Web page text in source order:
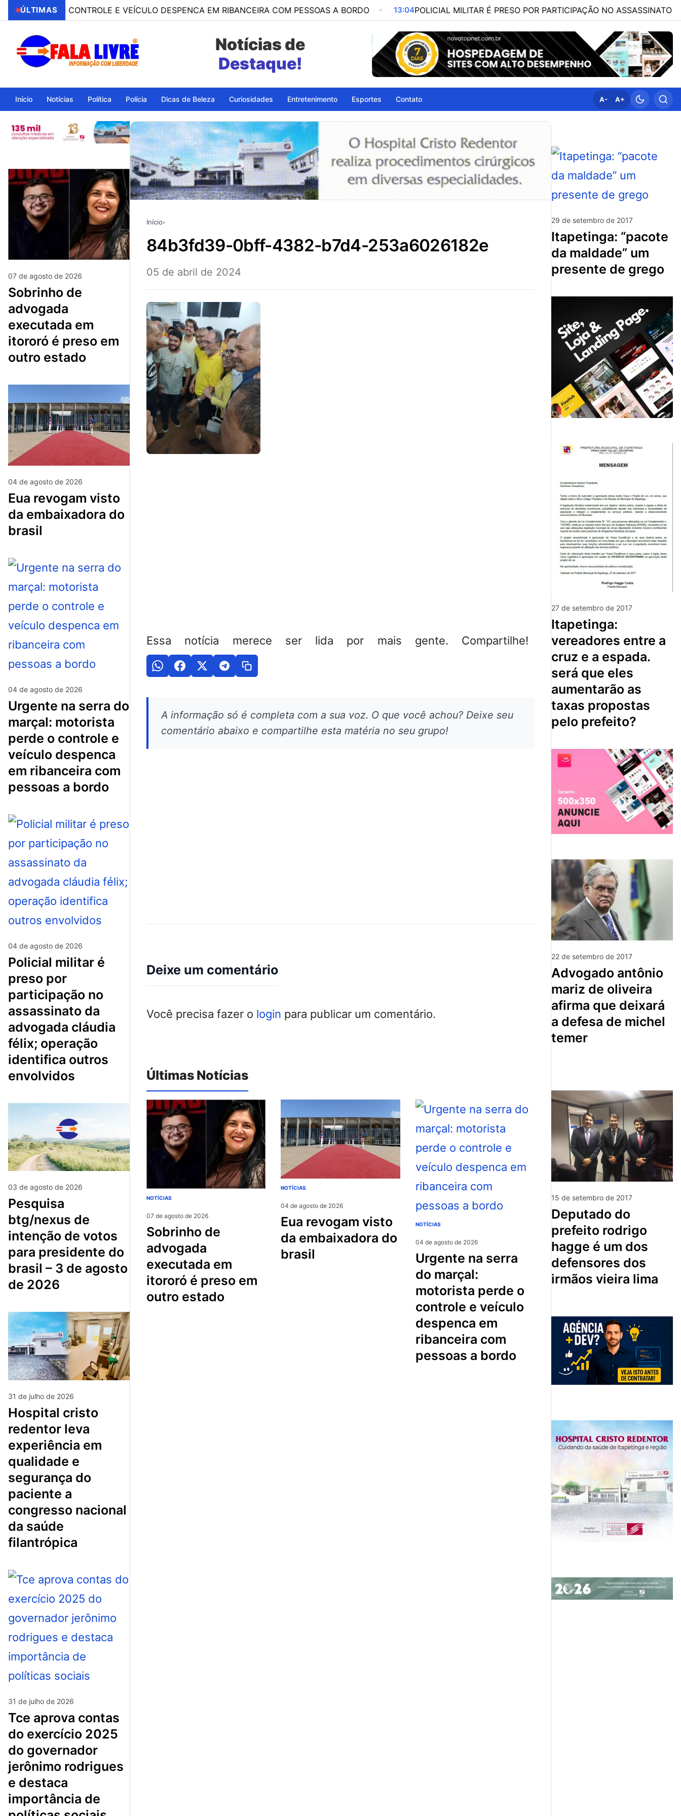
ÚLTIMAS
O CONTROLE E VEÍCULO DESPENCA EM RIBANCEIRA COM PESSOAS A BORDO 13:04 POLICIAL MILITAR É PRESO POR PARTICIPAÇÃO NO ASSASSINATO DA
Notícias de
Itapetinga - BA
Início Notícias Política Polícia Dicas de Beleza Curiosidades Entretenimento Esportes Contato A- A+
07 de agosto de 2026
sobrinho de
advogada
executada em
itororó é preso em
outro estado
04 de agosto de 2026
eua revogam visto
da embaixadora do
brasil
04 de agosto de 2026
urgente na serra do
marçal: motorista
perde o controle e
veículo despenca
em ribanceira com
pessoas a bordo
04 de agosto de 2026
policial militar é
preso por
participação no
assassinato da
advogada cláudia
félix; operação
identifica outros
envolvidos
03 de agosto de 2026
pesquisa
btg/nexus de
intenção de votos
para presidente do
brasil – 3 de agosto
de 2026
31 de julho de 2026
hospital cristo
redentor leva
experiência em
qualidade e
segurança do
paciente a
congresso nacional
da saúde
filantrópica
31 de julho de 2026
tce aprova contas
do exercício 2025
do governador
jerônimo rodrigues
e destaca
importância de
Início›
84b3fd39-0bff-4382-b7d4-253a6026182e
05 de abril de 2024
Essa notícia merece ser lida por mais gente. Compartilhe!
A informação só é completa com a sua voz. O que você achou? Deixe seu
comentário abaixo e compartilhe esta matéria no seu grupo!
Deixe um comentário
Você precisa fazer o login para publicar um comentário.
Últimas Notícias
NOTÍCIAS
07 de agosto de 2026
sobrinho de
advogada
executada em
itororó é preso em
outro estado
NOTÍCIAS
04 de agosto de 2026
eua revogam visto
da embaixadora do
brasil
NOTÍCIAS
04 de agosto de 2026
urgente na serra
do marçal:
motorista perde o
controle e veículo
despenca em
ribanceira com
pessoas a bordo
29 de setembro de 2017
itapetinga: “pacote
da maldade” um
presente de grego
27 de setembro de 2017
itapetinga:
vereadores entre a
cruz e a espada.
será que eles
aumentarão as
taxas propostas
pelo prefeito?
22 de setembro de 2017
advogado antônio
mariz de oliveira
afirma que deixará
a defesa de michel
temer
15 de setembro de 2017
deputado do
prefeito rodrigo
hagge é um dos
defensores dos
irmãos vieira lima